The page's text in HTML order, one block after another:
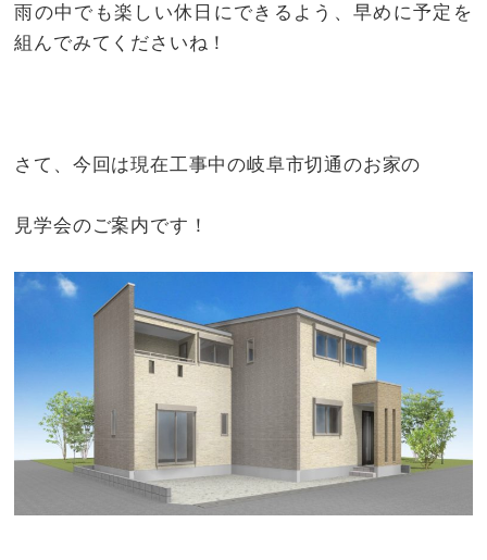
雨の中でも楽しい休日にできるよう、早めに予定を
組んでみてくださいね！
さて、今回は現在工事中の岐阜市切通のお家の
見学会のご案内です！